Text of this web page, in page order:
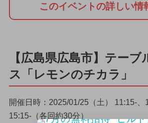
このイベントの詳しい情
【広島県広島市】テーブ
ス「レモンのチカラ」
開催日時：2025/01/25（土） 11:15-、
15:15-（各回約30分）